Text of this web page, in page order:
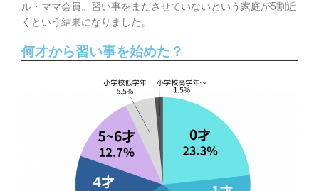
ル・ママ会員。習い事をまださせていないという家庭が5割近
くという結果になりました。
何才から習い事を始めた？